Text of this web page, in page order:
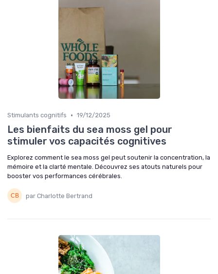
Stimulants cognitifs • 19/12/2025
Les bienfaits du sea moss gel pour
stimuler vos capacités cognitives
Explorez comment le sea moss gel peut soutenir la concentration, la
mémoire et la clarté mentale. Découvrez ses atouts naturels pour
booster vos performances cérébrales.
par Charlotte Bertrand